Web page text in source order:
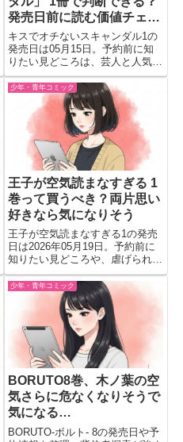
発売日前に読む価値チェッ
ク
キスでオチないスキャンダル1の
発売日は05月15日。予約前に知
りたい見どころは、芸人と人気ア
イドルの再会から始まる関係変
化。海斗の強火ファン設定も気に
なる一冊か判断しやすく解説
少年・青年コミック
王子が空気読まなすぎる 1
巻って買うべき？両片思い
好きなら気になりそう
王子が空気読まなすぎる1の発売
日は2026年05月19日。予約前に
知りたい見どころや、虐げられ令
嬢ナタリーと空気を読まない王子
の関係変化をわかりやすく紹介。
少年・青年コミック
BORUTO8巻、木ノ葉の空
気さらに危なくなりそうで
気になる…
BORUTO-ボルト- 8の発売日や予